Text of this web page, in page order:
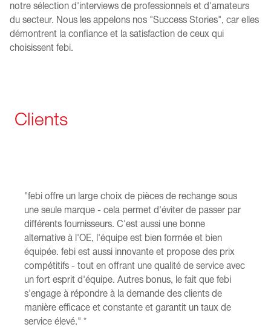
notre sélection d'interviews de professionnels et d'amateurs
du secteur. Nous les appelons nos "Success Stories", car elles
démontrent la confiance et la satisfaction de ceux qui
choisissent febi.
Clients
"febi offre un large choix de pièces de rechange sous
une seule marque - cela permet d'éviter de passer par
différents fournisseurs. C'est aussi une bonne
alternative à l'OE, l'équipe est bien formée et bien
équipée. febi est aussi innovante et propose des prix
compétitifs - tout en offrant une qualité de service avec
un fort esprit d'équipe. Autres bonus, le fait que febi
s'engage à répondre à la demande des clients de
manière efficace et constante et garantit un taux de
service élevé." *